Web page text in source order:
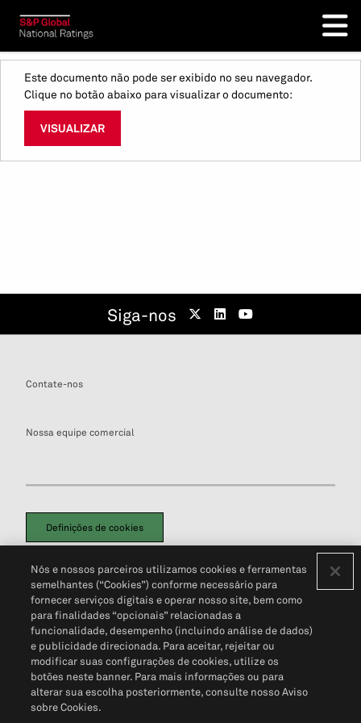
Este documento não pode ser exibido no seu navegador.
Clique no botão abaixo para visualizar o documento:
VISUALIZAR
Siga-nos
Contate-nos
Nossa equipe comercial
Definições de cookies
Política de PrivacidadePortal de privacidade do cliente (em inglês)
Não Venda Minhas Informações Pessoais© 2026 S&P Global
Nós e nossos parceiros utilizamos cookies e ferramentas
semelhantes (“Cookies”) conforme necessário para
fornecer serviços digitais e operar nosso site, bem como
para finalidades “opcionais” relacionadas a
funcionalidade, desempenho (incluindo análise de dados)
e publicidade direcionada. Para aceitar, rejeitar ou
modificar suas configurações de cookies, utilize os
botões neste banner. Para mais informações ou para
alterar sua escolha posteriormente, consulte nosso Aviso
sobre Cookies.